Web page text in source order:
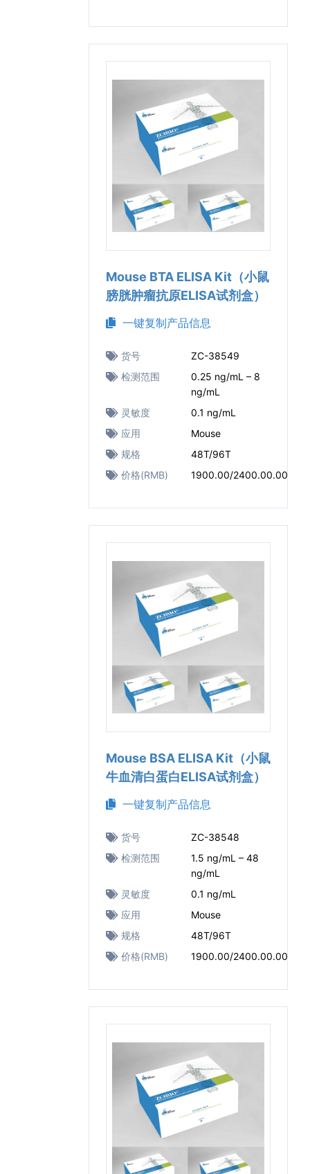
Mouse BTA ELISA Kit（小鼠
膀胱肿瘤抗原ELISA试剂盒）
一键复制产品信息
货号
ZC-38549
检测范围
0.25 ng/mL – 8
ng/mL
灵敏度
0.1 ng/mL
应用
Mouse
规格
48T/96T
价格(RMB)
1900.00/2400.00.00
Mouse BSA ELISA Kit（小鼠
牛血清白蛋白ELISA试剂盒）
一键复制产品信息
货号
ZC-38548
检测范围
1.5 ng/mL – 48
ng/mL
灵敏度
0.1 ng/mL
应用
Mouse
规格
48T/96T
价格(RMB)
1900.00/2400.00.00